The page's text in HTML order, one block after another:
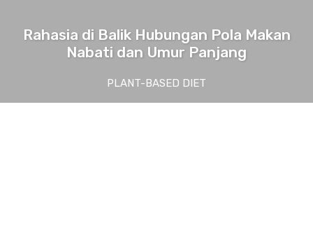
Rahasia di Balik Hubungan Pola Makan
Nabati dan Umur Panjang
PLANT-BASED DIET